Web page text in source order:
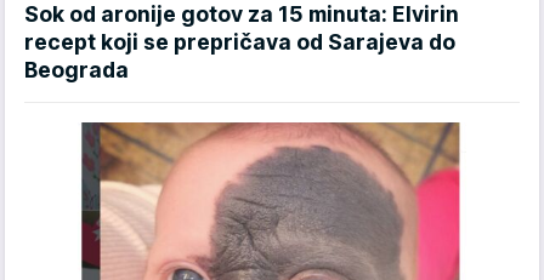
Sok od aronije gotov za 15 minuta: Elvirin
recept koji se prepričava od Sarajeva do
Beograda